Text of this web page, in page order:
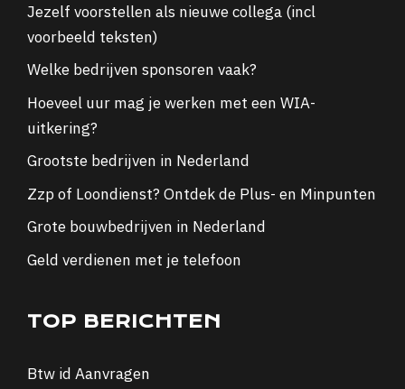
Jezelf voorstellen als nieuwe collega (incl
voorbeeld teksten)
Welke bedrijven sponsoren vaak?
Hoeveel uur mag je werken met een WIA-
uitkering?
Grootste bedrijven in Nederland
Zzp of Loondienst? Ontdek de Plus- en Minpunten
Grote bouwbedrijven in Nederland
Geld verdienen met je telefoon
TOP BERICHTEN
Btw id Aanvragen